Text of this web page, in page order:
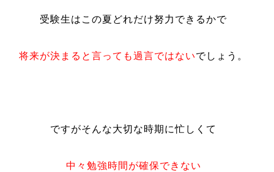
受験生はこの夏どれだけ努力できるかで
将来が決まると言っても過言ではないでしょう。
ですがそんな大切な時期に忙しくて
中々勉強時間が確保できない